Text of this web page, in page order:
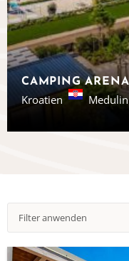
Kroatien Medulin
Filter anwenden